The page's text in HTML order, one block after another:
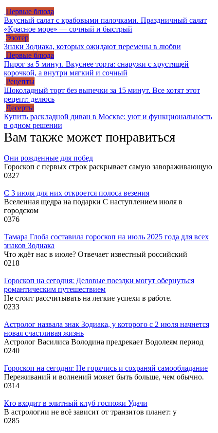
Первые блюда
Вкусный салат с крабовыми палочками. Праздничный салат
«Красное море» — сочный и быстрый
Эзотер
Знаки Зодиака, которых ожидают перемены в любви
Первые блюда
Пирог за 5 минут. Вкуснее торта: снаружи с хрустящей
корочкой, а внутри мягкий и сочный
Рецепты
Шоколадный торт без выпечки за 15 минут. Все хотят этот
рецепт: делюсь
Десерты
Купить раскладной диван в Москве: уют и функциональность
в одном решении
Вам также может понравиться
Они рожденные для побед
Гороскоп с первых строк раскрывает самую завораживающую
0327
С 3 июля для них откроется полоса везения
Вселенная щедра на подарки С наступлением июля в
городском
0376
Тамара Глоба составила гороскоп на июль 2025 года для всех
знаков Зодиака
Что ждёт нас в июле? Отвечает известный российский
0218
Гороскоп на сегодня: Деловые поездки могут обернуться
романтическим путешествием
Не стоит рассчитывать на легкие успехи в работе.
0233
Астролог назвала знак Зодиака, у которого с 2 июля начнется
новая счастливая жизнь
Астролог Василиса Володина предрекает Водолеям период
0240
Гороскоп на сегодня: Не горячись и сохраняй самообладание
Переживаний и волнений может быть больше, чем обычно.
0314
Кто входит в элитный клуб госпожи Удачи
В астрологии не всё зависит от транзитов планет: у
0285